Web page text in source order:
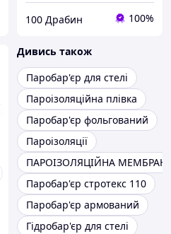
100 Драбин 100%
Дивись також
Паробар'єр для стелі
Пароізоляційна плівка
Паробар'єр фольгований
Пароізоляції
ПАРОІЗОЛЯЦІЙНА
Паробар'єр стротекс 110
Паробар'єр армований
Гідробар'єр для стелі